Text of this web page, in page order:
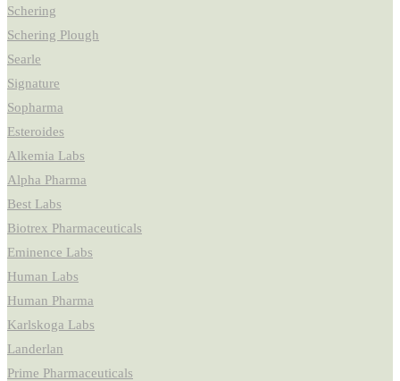
Schering
Schering Plough
Searle
Signature
Sopharma
Esteroides
Alkemia Labs
Alpha Pharma
Best Labs
Biotrex Pharmaceuticals
Eminence Labs
Human Labs
Human Pharma
Karlskoga Labs
Landerlan
Prime Pharmaceuticals